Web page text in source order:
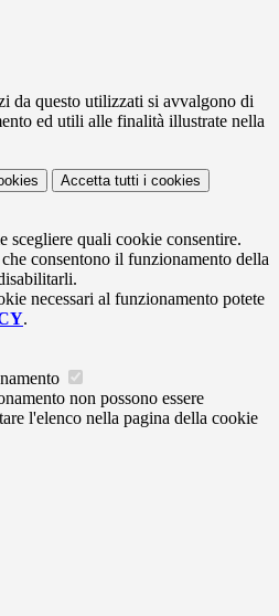
da questo utilizzati si avvalgono di
ed utili alle finalità illustrate nella
Accetta tutti i cookies
scegliere quali cookie consentire.
consentono il funzionamento della
necessari al funzionamento potete
.
non possono essere
l'elenco nella pagina della cookie